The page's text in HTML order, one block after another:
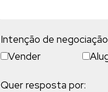
Intenção de
Vender
Quer resposta por: